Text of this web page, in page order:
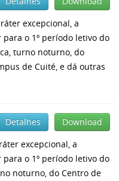
excepcional, a
o 1º período letivo do
turno noturno, do
de Cuité, e dá outras
Download
Detalhes
excepcional, a
o 1º período letivo do
noturno, do Centro de